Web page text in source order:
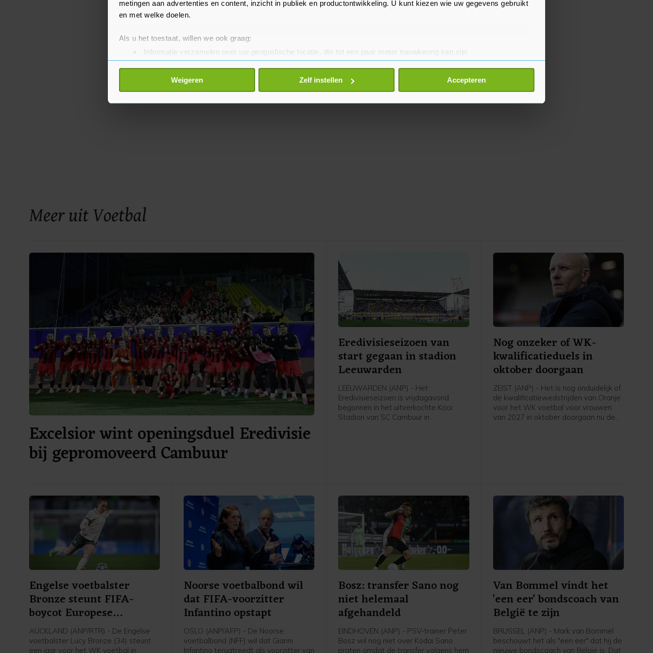
metingen aan advertenties en content, inzicht in publiek en productontwikkeling. U kunt kiezen wie uw gegevens gebruikt
en met welke doelen.
Als u het toestaat, willen we ook graag:
Informatie verzamelen over uw geografische locatie, die tot een paar meter nauwkeurig kan zijn
Uw apparaat identificeren door het actief te scannen op specifieke eigenschappen (fingerprinting)
Lees meer over hoe uw persoonlijke gegevens worden verwerkt en stel uw voorkeuren in het
detailgedeelte
toestemming op elk moment wijzigen of intrekken in de Cookieverklaring.
Weigeren Zelf instellen Accepteren
Meer uit Voetbal
Excelsior wint openingsduel Eredivisie
bij gepromoveerd Cambuur
Eredivisieseizoen van
start gegaan in stadion
Leeuwarden
LEEUWARDEN (ANP) - Het
Eredivisieseizoen is vrijdagavond
begonnen in het uitverkochte Kooi
Stadion van SC Cambuur in
Nog onzeker of WK-
kwalificatieduels in
oktober doorgaan
ZEIST (ANP) - Het is nog onduidelijk of
de kwalificatiewedstrijden van Oranje
voor het WK voetbal voor vrouwen
van 2027 in oktober doorgaan nu de
of de duels door zullen gaan.
Engelse voetbalster
Bronze steunt FIFA-
boycot Europese
speelsters
AUCKLAND (ANP/RTR) - De Engelse
voetbalster Lucy Bronze (34) steunt
een jaar voor het WK voetbal in
Noorse voetbalbond wil
dat FIFA-voorzitter
Infantino opstapt
OSLO (ANP/AFP) - De Noorse
voetbalbond (NFF) wil dat Gianni
Infantino terugtreedt als voorzitter van
Bosz: transfer Sano nog
niet helemaal
afgehandeld
EINDHOVEN (ANP) - PSV-trainer Peter
Bosz wil nog niet over Kodai Sano
praten omdat de transfer volgens hem
Van Bommel vindt het
'een eer' bondscoach van
België te zijn
BRUSSEL (ANP) - Mark van Bommel
beschouwt het als "een eer" dat hij de
nieuwe bondscoach van België is. Dat